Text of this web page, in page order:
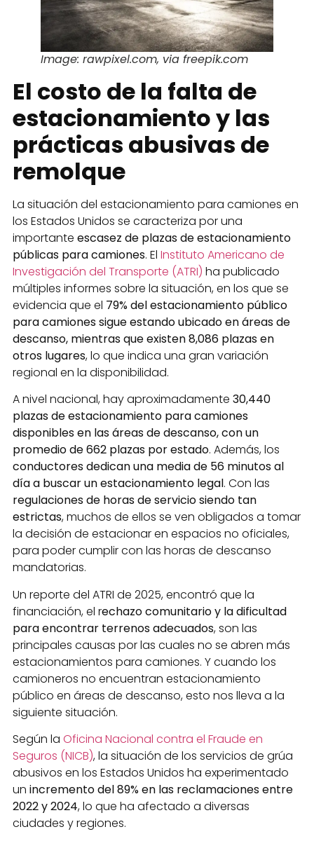
Image: rawpixel.com, via freepik.com
El costo de la falta de
estacionamiento y las
prácticas abusivas de
remolque
La situación del estacionamiento para camiones en
los Estados Unidos se caracteriza por una
importante escasez de plazas de estacionamiento
públicas para camiones. El Instituto Americano de
Investigación del Transporte (ATRI) ha publicado
múltiples informes sobre la situación, en los que se
evidencia que el 79% del estacionamiento público
para camiones sigue estando ubicado en áreas de
descanso, mientras que existen 8,086 plazas en
otros lugares, lo que indica una gran variación
regional en la disponibilidad.
A nivel nacional, hay aproximadamente 30,440
plazas de estacionamiento para camiones
disponibles en las áreas de descanso, con un
promedio de 662 plazas por estado. Además, los
conductores dedican una media de 56 minutos al
día a buscar un estacionamiento legal. Con las
regulaciones de horas de servicio siendo tan
estrictas, muchos de ellos se ven obligados a tomar
la decisión de estacionar en espacios no oficiales,
para poder cumplir con las horas de descanso
mandatorias.
Un reporte del ATRI de 2025, encontró que la
financiación, el rechazo comunitario y la dificultad
para encontrar terrenos adecuados, son las
principales causas por las cuales no se abren más
estacionamientos para camiones. Y cuando los
camioneros no encuentran estacionamiento
público en áreas de descanso, esto nos lleva a la
siguiente situación.
Según la Oficina Nacional contra el Fraude en
Seguros (NICB), la situación de los servicios de grúa
abusivos en los Estados Unidos ha experimentado
un incremento del 89% en las reclamaciones entre
2022 y 2024, lo que ha afectado a diversas
ciudades y regiones.